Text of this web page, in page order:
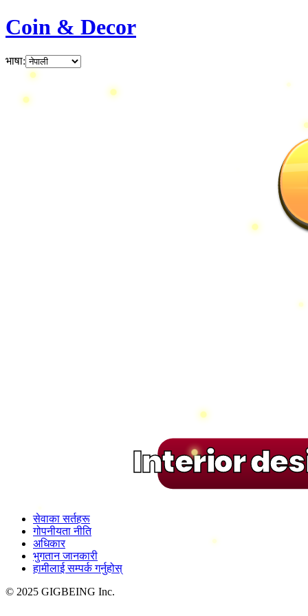
Coin & Decor
भाषा:
Interior
सेवाका सर्तहरू
गोपनीयता नीति
अधिकार
भुगतान जानकारी
हामीलाई सम्पर्क गर्नुहोस्
© 2025 GIGBEING Inc.